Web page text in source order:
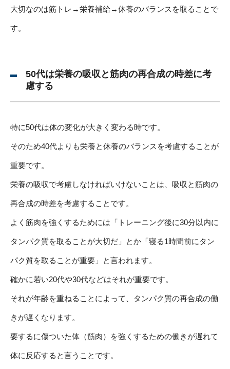
大切なのは筋トレ→栄養補給→休養のバランスを取ることで
す。
50代は栄養の吸収と筋肉の再合成の時差に考
慮する
特に50代は体の変化が大きく変わる時です。
そのため40代よりも栄養と休養のバランスを考慮することが
重要です。
栄養の吸収で考慮しなければいけないことは、吸収と筋肉の
再合成の時差を考慮することです。
よく筋肉を強くするためには「トレーニング後に30分以内に
タンパク質を取ることが大切だ」とか「寝る1時間前にタン
パク質を取ることが重要」と言われます。
確かに若い20代や30代などはそれが重要です。
それが年齢を重ねることによって、タンパク質の再合成の働
きが遅くなります。
要するに傷ついた体（筋肉）を強くするための働きが遅れて
体に反応すると言うことです。